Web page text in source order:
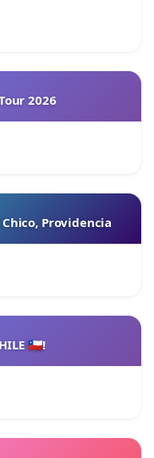
2026
Providencia
🇨🇱!